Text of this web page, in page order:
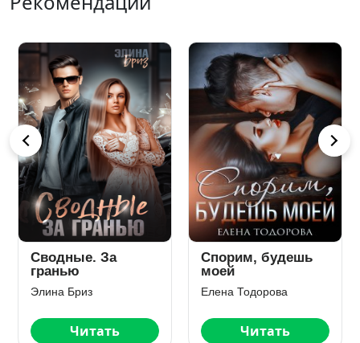
Сводные. За
гранью
Элина Бриз
Читать
Спорим, будешь
моей
Елена Тодорова
Читать